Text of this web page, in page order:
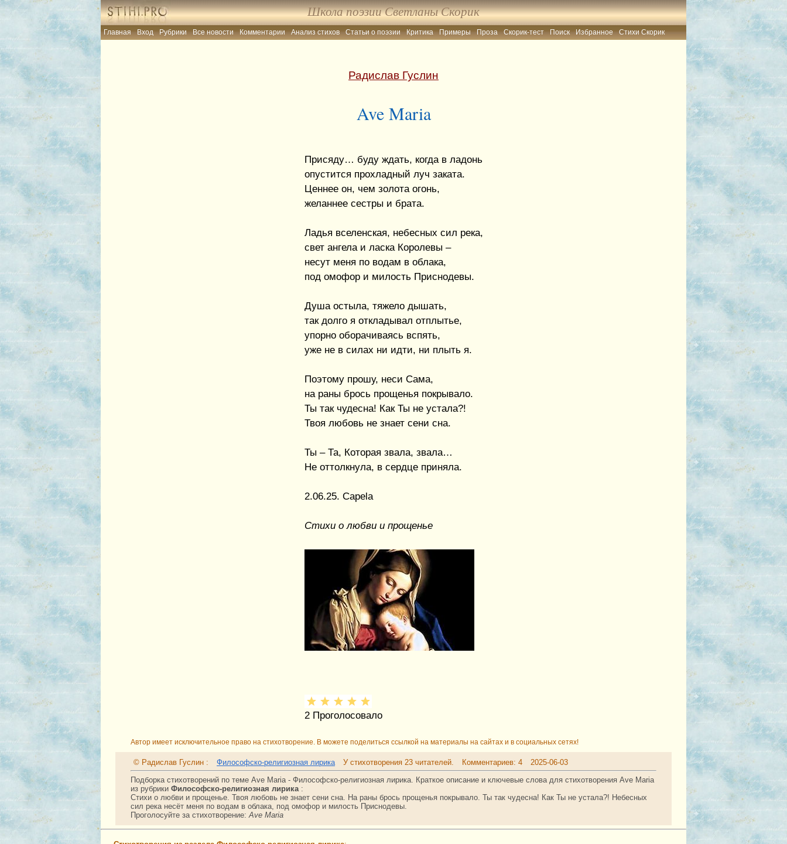
Школа поэзии Светланы Скорик
Главная Вход Рубрики Все новости Комментарии Анализ стихов Статьи о поэзии Критика Примеры Проза Скорик-тест Поиск Избранное Стихи Скорик
Радислав Гуслин
Ave Maria
Присяду… буду ждать, когда в ладонь
опустится прохладный луч заката.
Ценнее он, чем золота огонь,
желаннее сестры и брата.
Ладья вселенская, небесных сил река,
свет ангела и ласка Королевы –
несут меня по водам в облака,
под омофор и милость Приснодевы.
Душа остыла, тяжело дышать,
так долго я откладывал отплытье,
упорно оборачиваясь вспять,
уже не в силах ни идти, ни плыть я.
Поэтому прошу, неси Сама,
на раны брось прощенья покрывало.
Ты так чудесна! Как Ты не устала?!
Твоя любовь не знает сени сна.
Ты – Та, Которая звала, звала…
Не оттолкнула, в сердце приняла.
2.06.25. Capela
Стихи о любви и прощенье
2Проголосовало
Автор имеет исключительное право на стихотворение. В можете поделиться ссылкой на материалы на сайтах и в социальных сетях!
© Радислав Гуслин : Философско-религиозная лирика У стихотворения 23 читателей. Комментариев: 4
2025-06-03
Подборка стихотворений по теме Ave Maria - Философско-религиозная лирика. Краткое описание и ключевые слова для стихотворения Ave Maria
из рубрики Философско-религиозная лирика :
Стихи о любви и прощенье. Твоя любовь не знает сени сна. На раны брось прощенья покрывало. Ты так чудесна! Как Ты не устала?! Небесных
сил река несёт меня по водам в облака, под омофор и милость Приснодевы.
Проголосуйте за стихотворение: Ave Maria